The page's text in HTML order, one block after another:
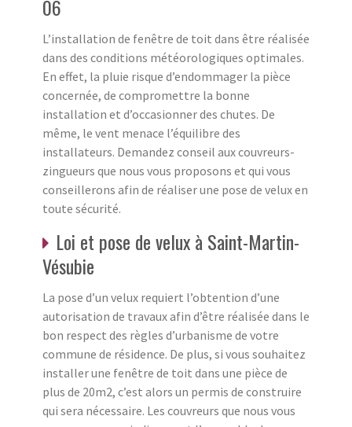
06
L’installation de fenêtre de toit dans être réalisée
dans des conditions météorologiques optimales.
En effet, la pluie risque d’endommager la pièce
concernée, de compromettre la bonne
installation et d’occasionner des chutes. De
même, le vent menace l’équilibre des
installateurs. Demandez conseil aux couvreurs-
zingueurs que nous vous proposons et qui vous
conseillerons afin de réaliser une pose de velux en
toute sécurité.
Loi et pose de velux à Saint-Martin-
Vésubie
La pose d’un velux requiert l’obtention d’une
autorisation de travaux afin d’être réalisée dans le
bon respect des règles d’urbanisme de votre
commune de résidence. De plus, si vous souhaitez
installer une fenêtre de toit dans une pièce de
plus de 20m2, c’est alors un permis de construire
qui sera nécessaire. Les couvreurs que nous vous